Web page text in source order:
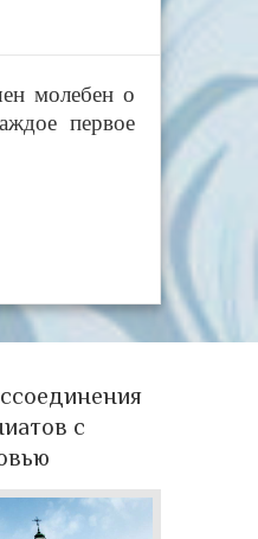
молебен о
первое
с